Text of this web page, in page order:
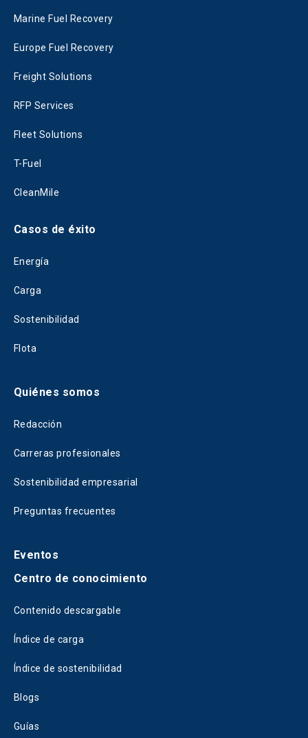
Marine Fuel Recovery
Europe Fuel Recovery
Freight Solutions
RFP Services
Fleet Solutions
T-Fuel
CleanMile
Casos de éxito
Energía
Carga
Sostenibilidad
Flota
Quiénes somos
Redacción
Carreras profesionales
Sostenibilidad empresarial
Preguntas frecuentes
Eventos
Centro de conocimiento
Contenido descargable
Índice de carga
Índice de sostenibilidad
Blogs
Guías